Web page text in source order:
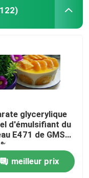
glycerylique
d'émulsifiant du
E471 de GMS
meilleur prix